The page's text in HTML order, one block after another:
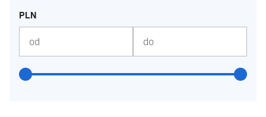
PLN
od
do